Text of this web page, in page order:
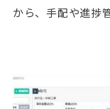
から、手配や進捗